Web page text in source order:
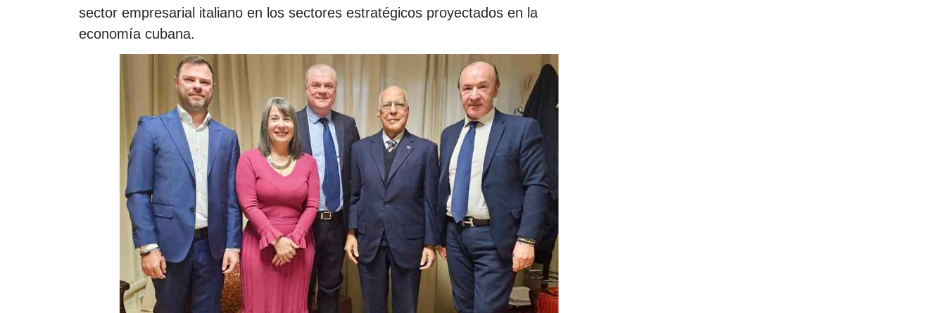
sector empresarial italiano en los sectores estratégicos proyectados en la
economía cubana.